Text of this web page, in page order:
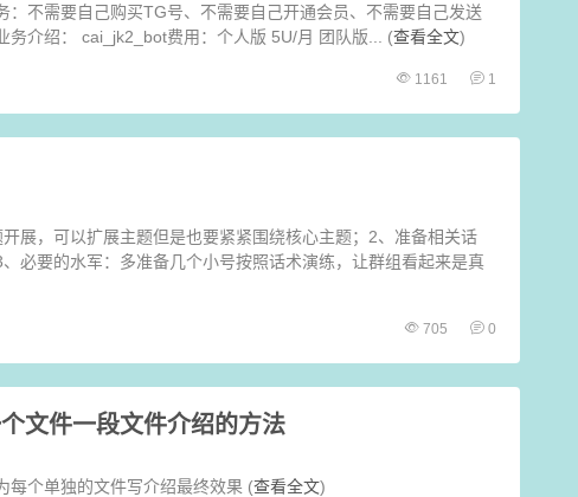
：不需要自己购买TG号、不需要自己开通会员、不需要自己发送
务介绍： cai_jk2_bot费用：个人版 5U/月 团队版... (查看全文)
1161 1
展，可以扩展主题但是也要紧紧围绕核心主题；2、准备相关话
必要的水军：多准备几个小号按照话术演练，让群组看起来是真
705 0
文件一段文件介绍的方法
每个单独的文件写介绍最终效果 (查看全文)